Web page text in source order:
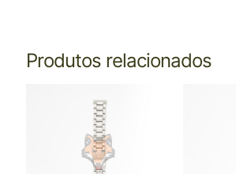
Produtos relacionados